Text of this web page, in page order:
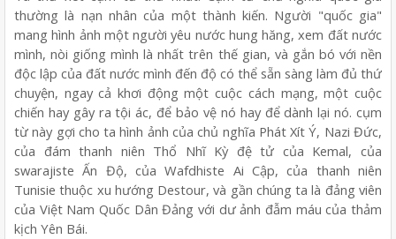
thường là nạn nhân của một thành kiến. Người "quốc gia"
mang hình ảnh một người yêu nước hung hăng, xem đất nước
mình, nòi giống mình là nhất trên thế gian, và gắn bó với nền
độc lập của đất nước mình đến độ có thể sẵn sàng làm đủ thứ
chuyện, ngay cả khơi động một cuộc cách mạng, một cuộc
chiến hay gây ra tội ác, để bảo vệ nó hay để dành lại nó. cụm
từ này gợi cho ta hình ảnh của chủ nghĩa Phát Xít Ý, Nazi Đức,
của đám thanh niên Thổ Nhĩ Kỳ đệ tử của Kemal, của
swarajiste Ấn Độ, của Wafdhiste Ai Cập, của thanh niên
Tunisie thuộc xu hướng Destour, và gần chúng ta là đảng viên
của Việt Nam Quốc Dân Đảng với dư ảnh đẫm máu của thảm
kịch Yên Bái.